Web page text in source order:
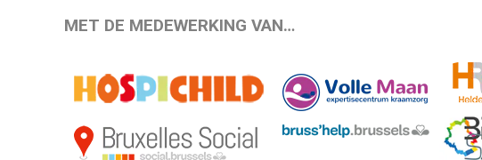
MET DE MEDEWERKING VAN…